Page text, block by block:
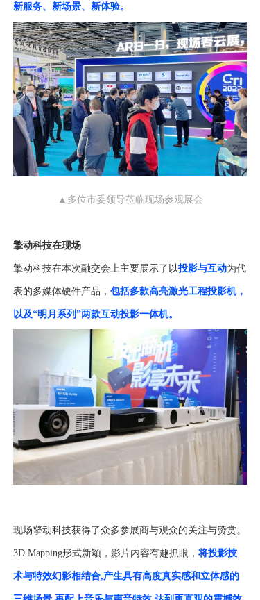
新服务、新场景、新体验。
▲多位市委领导莅临现场参观展会
擎动科技在现场
擎动科技在本次融交会上主要展示了以投影与互动为代
表的多媒体硬件产品，包括多款高亮激光工程投影机，
以及“明月系列”两款互动投影一体机。
现场擎动科技获得了众多参展商与观众的关注与赞赏。
3D Mapping形式新颖，影片内容有趣抓眼，将投影技
术与特效幻影相结合,产生具有高度真实感和立体感的